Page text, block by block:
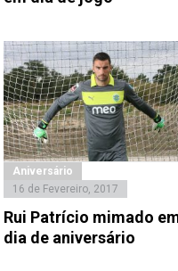
Aniversário
16 de Fevereiro, 2017
Rui Patrício mimado
dia de aniversário